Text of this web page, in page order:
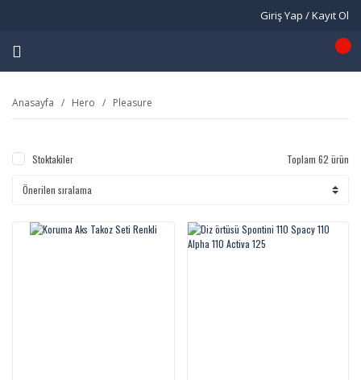
Giriş Yap / Kayıt Ol
Anasayfa Hero Pleasure
Stoktakiler Toplam 62 ürün